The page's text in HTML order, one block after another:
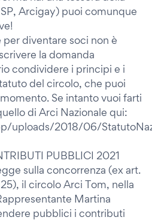
Arcigay) puoi comunque
diventare soci non è
la domanda
condividere i principi e i
del circolo, che puoi
Se intanto vuoi farti
di Arci Nazionale qui:
uploads/2018/06/
PUBBLICI 2021
sulla concorrenza (ex art.
il circolo Arci Tom, nella
Martina
pubblici i contributi